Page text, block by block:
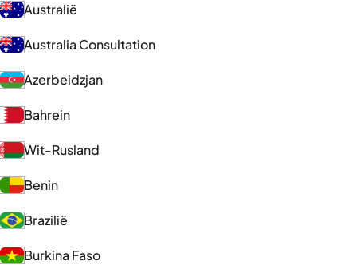
Australië
Australia Consultation
Azerbeidzjan
Bahrein
Wit-Rusland
Benin
Brazilië
Burkina Faso